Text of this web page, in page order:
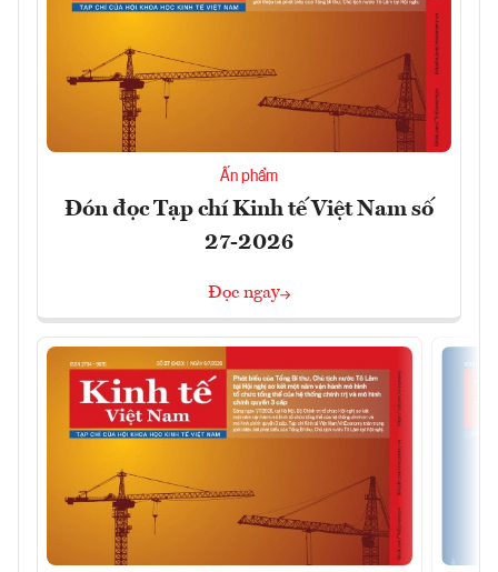
Ấn phẩm
Đón đọc Tạp chí Kinh tế Việt Nam số
27-2026
Đọc ngay